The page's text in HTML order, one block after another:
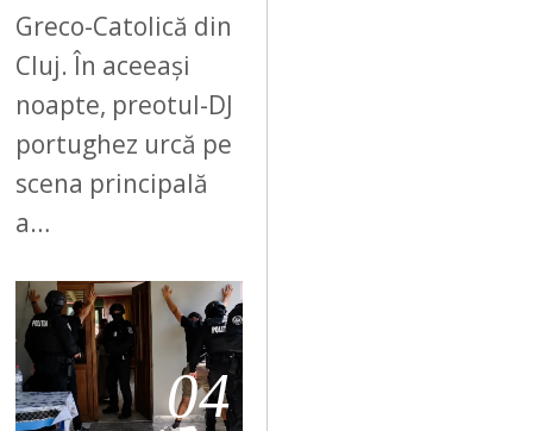
Greco-Catolică din
Cluj. În aceeași
noapte, preotul-DJ
portughez urcă pe
scena principală
a…
04